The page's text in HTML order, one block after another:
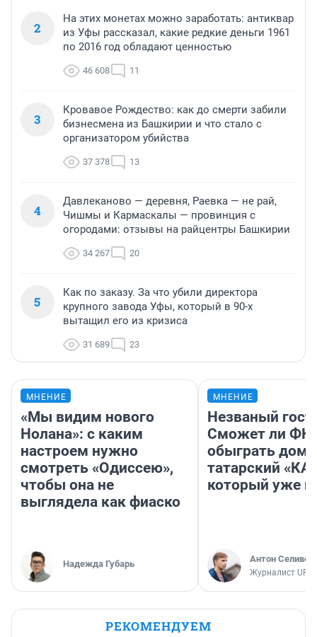
2
На этих монетах можно заработать: антиквар
из Уфы рассказал, какие редкие деньги 1961
по 2016 год обладают ценностью
46 608 11
3
Кровавое Рождество: как до смерти забили
бизнесмена из Башкирии и что стало с
организатором убийства
37 378 13
4
Давлеканово — деревня, Раевка — не рай,
Чишмы и Кармаскалы — провинция с
огородами: отзывы на райцентры Башкирии
34 267 20
5
Как по заказу. За что убили директора
крупного завода Уфы, который в 90-х
вытащил его из кризиса
31 689 23
МНЕНИЕ
«Мы видим нового
Нолана»: с каким
настроем нужно
смотреть «Одиссею»,
чтобы она не
выглядела как фиаско
Надежда Губарь
МНЕНИЕ
Незваный
Сможет ли ФК
обыграть дома
татарский
который уже
Антон
Журналист
РЕКОМЕНДУЕМ